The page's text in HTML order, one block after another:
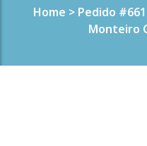
Home > Pedido
Monteiro